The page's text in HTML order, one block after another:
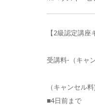
【2級認定講
受講料-（キャ
（キャンセル
■4日前まで